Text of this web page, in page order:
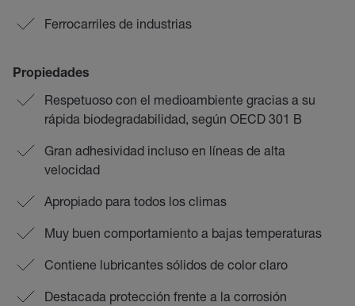
Ferrocarriles de industrias
Propiedades
Respetuoso con el medioambiente gracias a su
rápida biodegradabilidad, según OECD 301 B
Gran adhesividad incluso en líneas de alta
velocidad
Apropiado para todos los climas
Muy buen comportamiento a bajas temperaturas
Contiene lubricantes sólidos de color claro
Destacada protección frente a la corrosión